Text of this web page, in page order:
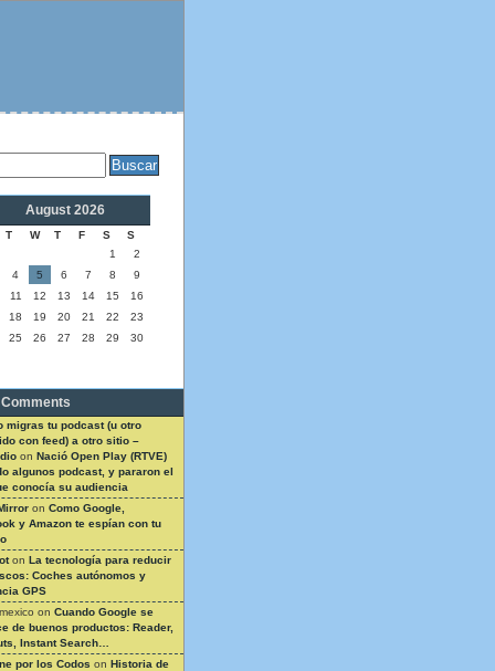
August 2026
T W T F S
S
1
2
4
5 6 7 8
9
11
12 13 14 15
16
18
19 20 21 22
23
25
26 27 28 29 30
migras tu podcast (u otro
con feed) a otro sitio –
on Nació Open Play (RTVE)
algunos podcast, y pararon el
conocía su audiencia
on Como Google,
y Amazon te espían con tu
on La tecnología para reducir
Coches autónomos y
GPS
on Cuando Google se
de buenos productos: Reader,
Instant Search…
por los Codos on Historia de